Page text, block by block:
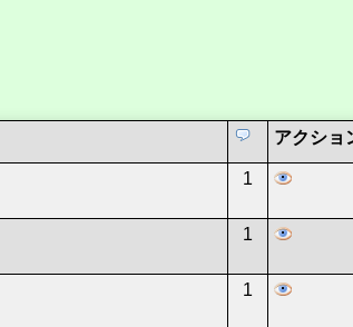
アクショ
1
1
1